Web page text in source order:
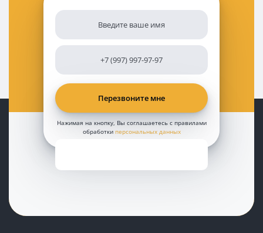
Нажимая на кнопку, Вы соглашаетесь с правилами
обработки персональных данных